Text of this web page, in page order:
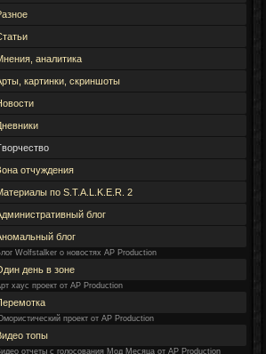
аналитика
картинки, скриншоты
отчуждения
по S.T.A.L.K.E.R. 2
блог
блог
Wolfstalker о новостях AP Production
день в зоне
хаус проект от AP Production
проект от AP Production
топы
отчеты с голосования Мод Месяца от AP Production